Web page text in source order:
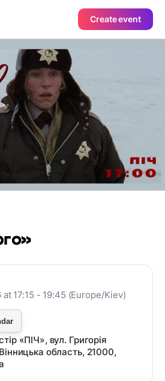
Create event
17:15 - 19:45 (Europe/Kiev)
«ПІЧ», вул. Григорія
область, 21000,